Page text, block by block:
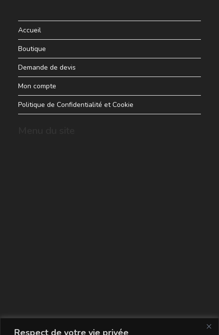
Respect de votre vie privée
Accueil
Boutique
Demande de devis
Mon compte
Politique de Confidentialité et Cookie
La carte